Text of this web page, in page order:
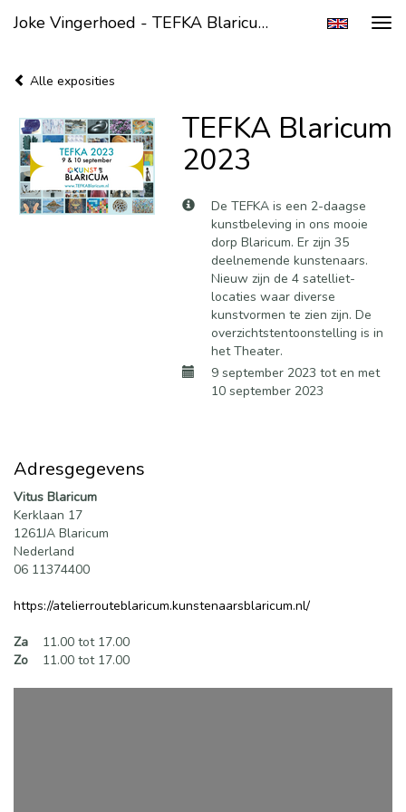
Joke Vingerhoed - TEFKA Blaricum 2023
Alle exposities
TEFKA Blaricum
2023
De TEFKA is een 2-daagse
kunstbeleving in ons mooie
dorp Blaricum. Er zijn 35
deelnemende kunstenaars.
Nieuw zijn de 4 satelliet-
locaties waar diverse
kunstvormen te zien zijn. De
overzichtstentoonstelling is in
het Theater.
9 september 2023 tot en met
10 september 2023
Adresgegevens
Vitus Blaricum
Kerklaan 17
1261JA Blaricum
Nederland
06 11374400
https://atelierrouteblaricum.kunstenaarsblaricum.nl/
Za
11.00 tot 17.00
Zo
11.00 tot 17.00